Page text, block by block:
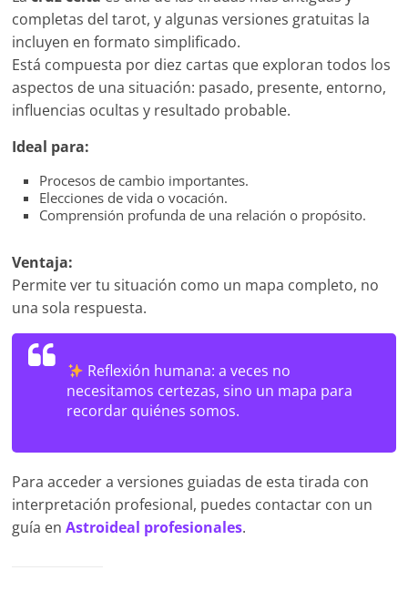
completas del tarot, y algunas versiones gratuitas la
incluyen en formato simplificado.
Está compuesta por diez cartas que exploran todos los
aspectos de una situación: pasado, presente, entorno,
influencias ocultas y resultado probable.
Ideal para:
Procesos de cambio importantes.
Elecciones de vida o vocación.
Comprensión profunda de una relación o propósito.
Ventaja:
Permite ver tu situación como un mapa completo, no
una sola respuesta.
Reflexión humana: a veces no
necesitamos certezas, sino un mapa para
recordar quiénes somos.
Para acceder a versiones guiadas de esta tirada con
interpretación profesional, puedes contactar con un
guía enAstroideal profesionales.